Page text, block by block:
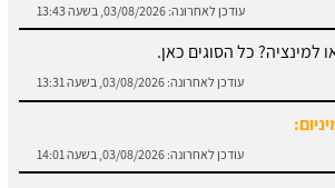
עודכן לאחרונה:03/08/2026, בשעה 13:31
עודכן לאחרונה: 03/08/2026, בשעה 14:01
והורדת הסכם מול קבלן שלד.
עודכן לאחרונה: 03/08/2026, בשעה 13:57